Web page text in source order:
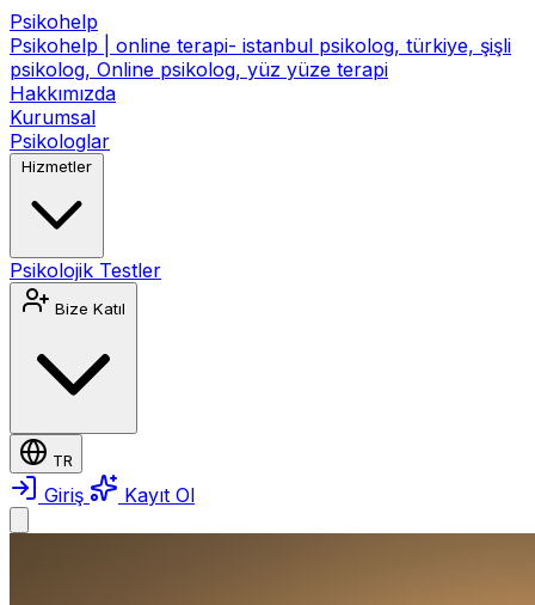
Psikohelp
Psikohelp | online terapi- istanbul psikolog, türkiye, şişli
psikolog, Online psikolog, yüz yüze terapi
Hakkımızda
Kurumsal
Psikologlar
Hizmetler
Psikolojik Testler
Bize Katıl
TR
Giriş Kayıt Ol